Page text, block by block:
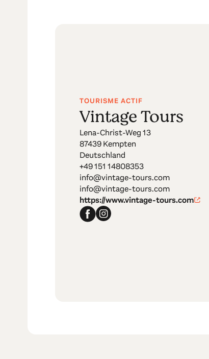
TOURISME ACTIF
Vintage Tours
Lena-Christ-Weg 13
87439 Kempten
Deutschland
+49 151 14808353
info@vintage-tours.com
info@vintage-tours.com
https://www.vintage-tours.com